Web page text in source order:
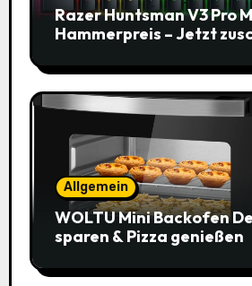
Razer Huntsman V3 Pro
Hammerpreis – Jetzt
Allgemein
WOLTU Mini Backofen
sparen & Pizza genießen